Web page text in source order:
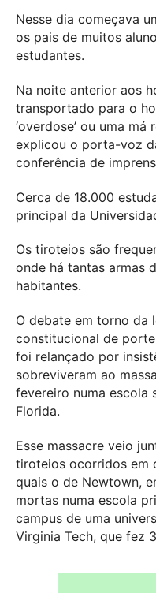
Nesse dia começava
os pais de muitos
estudantes.
Na noite anterior aos
transportado para o
‘overdose’ ou uma
explicou o porta-voz
conferência de
Cerca de 18.000
principal da
Os tiroteios são
onde há tantas armas
habitantes.
O debate em torno da
constitucional de
foi relançado por
sobreviveram ao
fevereiro numa escola
Florida.
Esse massacre veio
tiroteios ocorridos em
quais o de Newtown,
mortas numa escola
campus de uma
Virginia Tech, que fez